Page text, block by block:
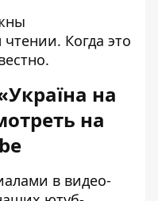
Когда это
на
на
в видео-